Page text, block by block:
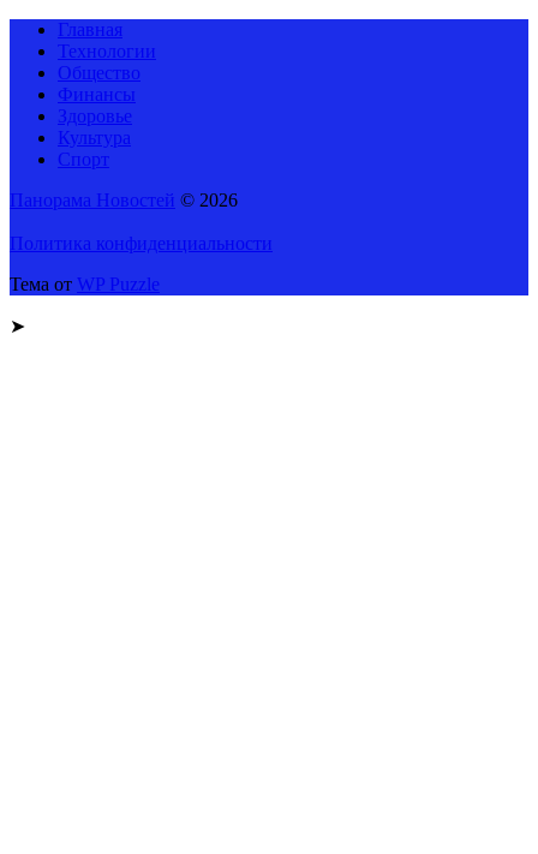
Главная
Технологии
Общество
Финансы
Здоровье
Культура
Спорт
Панорама Новостей © 2026
Политика конфиденциальности
Тема от WP Puzzle
➤